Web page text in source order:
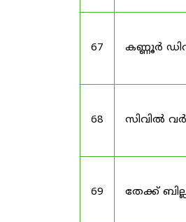
67 കണ്ണൂർ
68 സിവിൽ
69 തേക്ക്